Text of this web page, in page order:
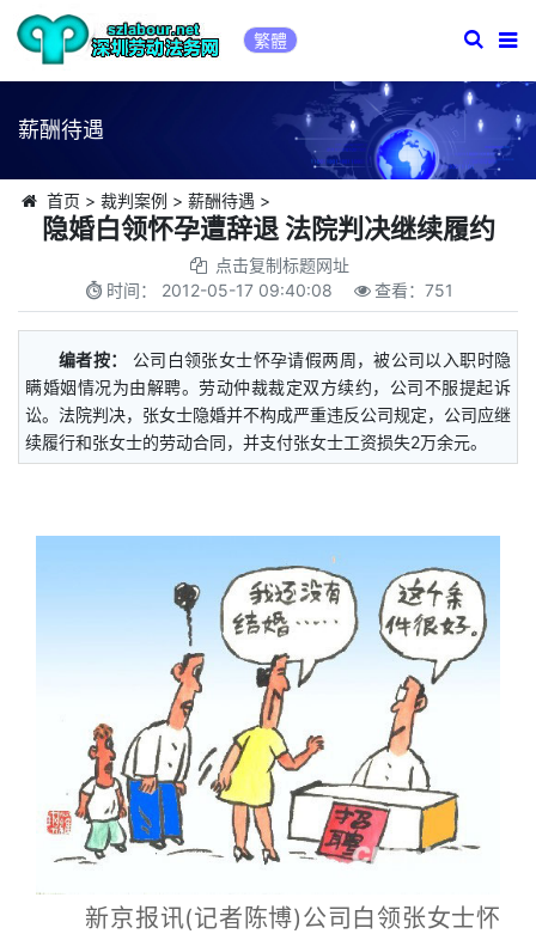
繁體
薪酬待遇
首页 > 裁判案例 > 薪酬待遇 >
隐婚白领怀孕遭辞退 法院判决继续履约
点击复制标题网址
时间： 2012-05-17 09:40:08 查看：751
编者按：
公司白领张女士怀孕请假两周，被公司以入职时隐
瞒婚姻情况为由解聘。劳动仲裁裁定双方续约，公司不服提起诉
讼。法院判决，张女士隐婚并不构成严重违反公司规定，公司应继
续履行和张女士的劳动合同，并支付张女士工资损失2万余元。
新京报讯(记者陈博)公司白领张女士怀